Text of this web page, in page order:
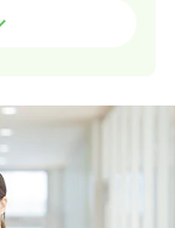
ブランク可